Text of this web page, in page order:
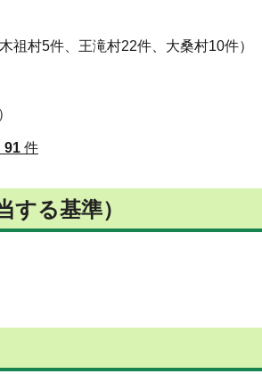
村5件、王滝村22件、大桑村10件）
91 件
する基準）